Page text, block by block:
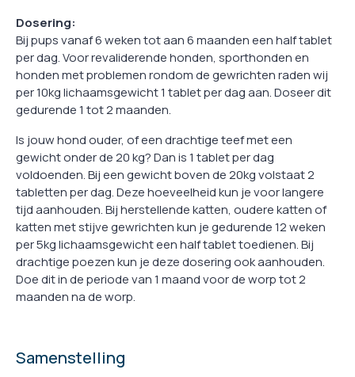
Dosering:
Bij pups vanaf 6 weken tot aan 6 maanden een half tablet
per dag. Voor revaliderende honden, sporthonden en
honden met problemen rondom de gewrichten raden wij
per 10kg lichaamsgewicht 1 tablet per dag aan. Doseer dit
gedurende 1 tot 2 maanden.
Is jouw hond ouder, of een drachtige teef met een
gewicht onder de 20 kg? Dan is 1 tablet per dag
voldoenden. Bij een gewicht boven de 20kg volstaat 2
tabletten per dag. Deze hoeveelheid kun je voor langere
tijd aanhouden. Bij herstellende katten, oudere katten of
katten met stijve gewrichten kun je gedurende 12 weken
per 5kg lichaamsgewicht een half tablet toedienen. Bij
drachtige poezen kun je deze dosering ook aanhouden.
Doe dit in de periode van 1 maand voor de worp tot 2
maanden na de worp.
Samenstelling